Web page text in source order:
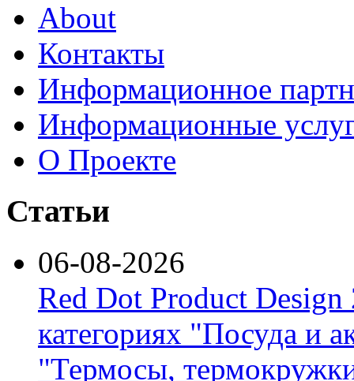
About
Контакты
Информационное
Информационные
О Проекте
Статьи
06-08-2026
Red Dot Product Design
категориях "Посуда и
"Термосы,